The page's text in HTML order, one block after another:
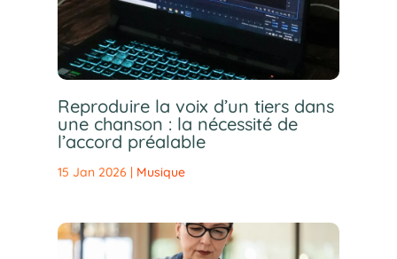
Reproduire la voix d’un tiers dans
une chanson : la nécessité de
l’accord préalable
15 Jan 2026 | Musique